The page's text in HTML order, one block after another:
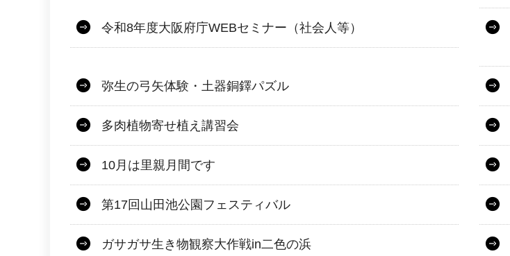
令和8年度大阪府庁WEBセミナー（社会人等）
弥生の弓矢体験・土器銅鐸パズル
多肉植物寄せ植え講習会
10月は里親月間です
第17回山田池公園フェスティバル
ガサガサ生き物観察大作戦in二色の浜